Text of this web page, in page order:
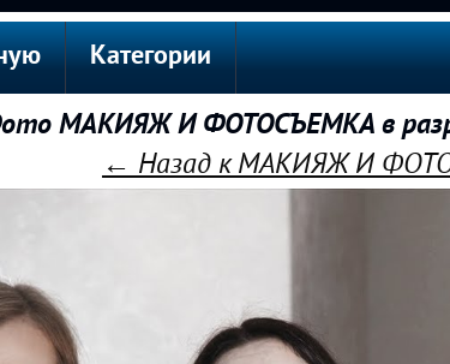
Категории
МАКИЯЖ И ФОТОСЪЕМКА в
← Назад к МАКИЯЖ И